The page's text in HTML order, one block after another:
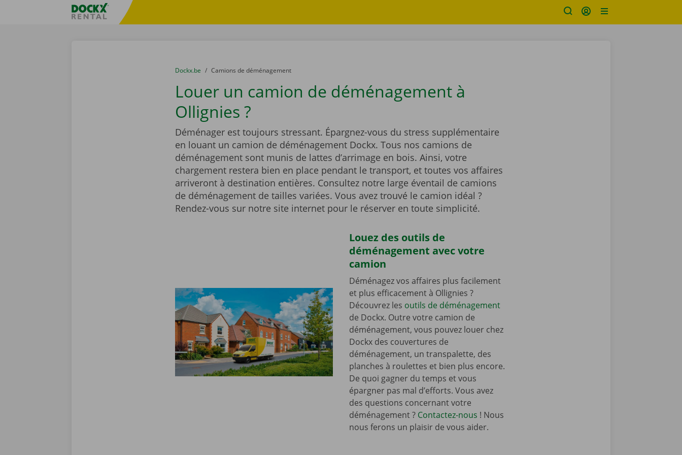
sitename
You are here:
du
Dockx.be to
Camions de déménagement
Louer un camion de déménagement à
Ollignies ?
Déménager est toujours stressant. Épargnez-vous du stress supplémentaire
en louant un camion de déménagement Dockx. Tous nos camions de
déménagement sont munis de lattes d’arrimage en bois. Ainsi, votre
chargement restera bien en place pendant le transport, et toutes vos affaires
arriveront à destination entières. Consultez notre large éventail de camions
de déménagement de tailles variées. Vous avez trouvé le camion idéal ?
Rendez-vous sur notre site internet pour le réserver en toute simplicité.
Louez des outils de
déménagement avec votre
camion
Déménagez vos affaires plus facilement
et plus efficacement à Ollignies ?
Découvrez les outils de déménagement
de Dockx. Outre votre camion de
déménagement, vous pouvez louer chez
Dockx des couvertures de
déménagement, un transpalette, des
planches à roulettes et bien plus encore.
De quoi gagner du temps et vous
épargner pas mal d’efforts. Vous avez
des questions concernant votre
déménagement ? Contactez-nous ! Nous
nous ferons un plaisir de vous aider.